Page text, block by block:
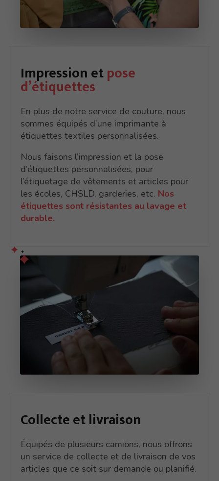
Impression etpose
d’étiquettes
En plus de notre service de couture, nous
sommes équipés d’une imprimante à
étiquettes textiles personnalisées.
Nous faisons l’impression et la pose
d’étiquettes personnalisées, pour
l’étiquetage de vêtements et articles pour
les écoles, CHSLD, garderies, etc. Nos
étiquettes sont résistantes au lavage et
durable.
Collecte etlivraison
Équipés de plusieurs camions, nous offrons
un service de collecte et de livraison de vos
articles que ce soit sur demande ou planifié.